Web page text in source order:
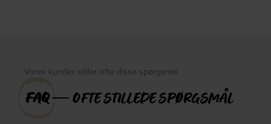
Vores kunder stiller ofte disse spørgsmål
FAQ― OFTE STILLEDE SPØRGSMÅL